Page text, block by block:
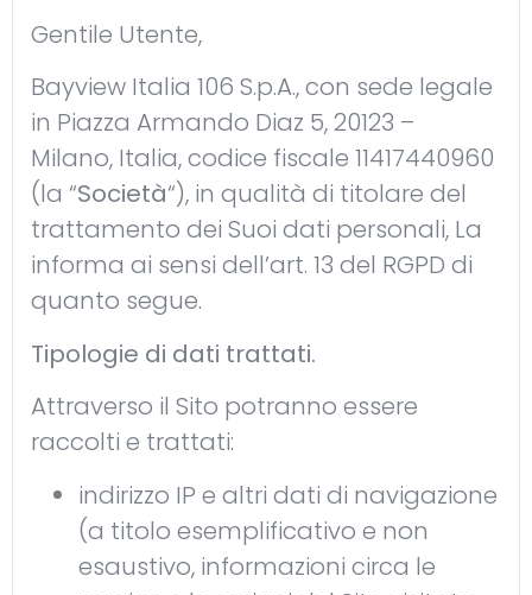
Gentile Utente,
Bayview Italia 106 S.p.A., con sede legale
in Piazza Armando Diaz 5, 20123 –
Milano, Italia, codice fiscale 11417440960
(la “Società“), in qualità di titolare del
trattamento dei Suoi dati personali, La
informa ai sensi dell’art. 13 del RGPD di
quanto segue.
Tipologie di dati trattati.
Attraverso il Sito potranno essere
raccolti e trattati:
indirizzo IP e altri dati di navigazione
(a titolo esemplificativo e non
esaustivo, informazioni circa le